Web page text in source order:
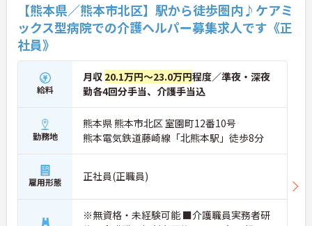
【熊本県／熊本市北区】駅から徒歩圏内♪ケアミ
ックス型病院での介護ヘルパー募集求人です《正
社員》
給料
月収 20.1万円～23.0万円程度／準夜・深夜
勤各4回分手当、介護手当込
勤務地
熊本県 熊本市北区 室園町12番10号
熊本電気鉄道藤崎線「北熊本駅」徒歩8分
雇用形態 正社員(正職員)
※無資格・未経験可能 ■介護職員実務者研